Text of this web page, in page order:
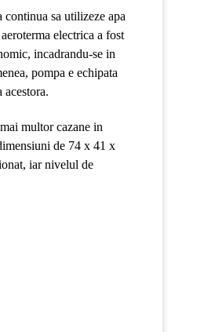
sa utilizeze apa
electrica a fost
incadrandu-se in
pompa e echipata
acestora.
multor cazane in
de 74 x 41 x
iar nivelul de